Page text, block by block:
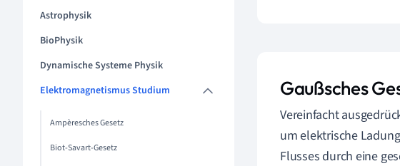
Astrophysik
BioPhysik
Dynamische Systeme Physik
Elektromagnetismus Studium
Ampèresches Gesetz
Biot-Savart-Gesetz
Gaußsches
Vereinfacht
um elektrische
Flusses durch eine